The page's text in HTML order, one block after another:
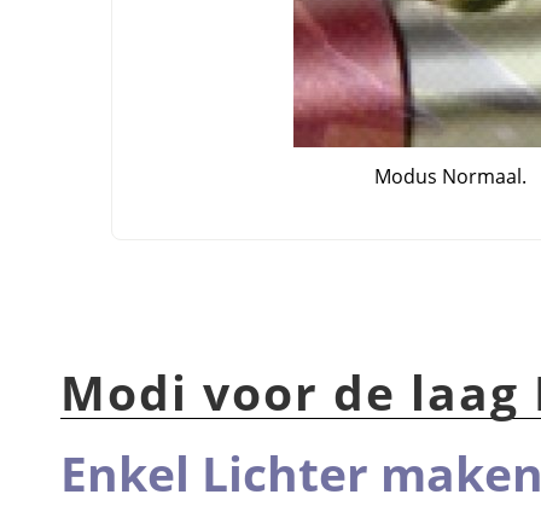
Modus Normaal.
Modi voor de
Enkel Lichter